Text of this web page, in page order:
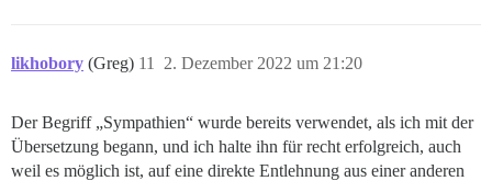
likhobory (Greg) 2. Dezember 2022 um 21:20
11
Der Begriff „Sympathien“ wurde bereits verwendet, als ich mit der
Übersetzung begann, und ich halte ihn für recht erfolgreich, auch
weil es möglich ist, auf eine direkte Entlehnung aus einer anderen